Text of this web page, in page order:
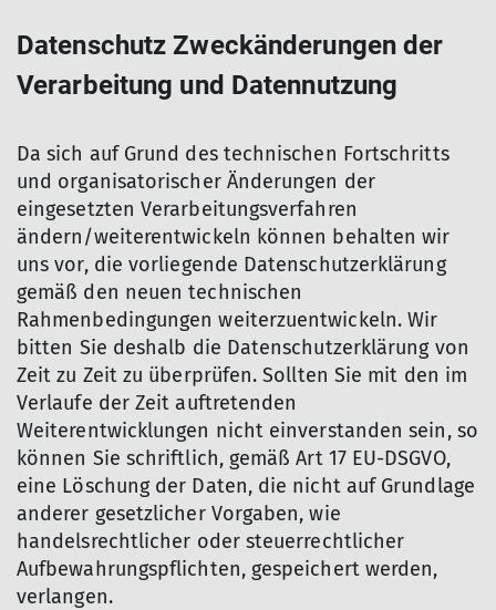
Datenschutz Zweckänderungen der
Verarbeitung und Datennutzung
Da sich auf Grund des technischen Fortschritts
und organisatorischer Änderungen der
eingesetzten Verarbeitungsverfahren
ändern/weiterentwickeln können behalten wir
uns vor, die vorliegende Datenschutzerklärung
gemäß den neuen technischen
Rahmenbedingungen weiterzuentwickeln. Wir
bitten Sie deshalb die Datenschutzerklärung von
Zeit zu Zeit zu überprüfen. Sollten Sie mit den im
Verlaufe der Zeit auftretenden
Weiterentwicklungen nicht einverstanden sein, so
können Sie schriftlich, gemäß Art 17 EU-DSGVO,
eine Löschung der Daten, die nicht auf Grundlage
anderer gesetzlicher Vorgaben, wie
handelsrechtlicher oder steuerrechtlicher
Aufbewahrungspflichten, gespeichert werden,
verlangen.